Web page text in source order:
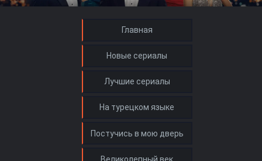
Главная
Новые сериалы
Лучшие сериалы
На турецком языке